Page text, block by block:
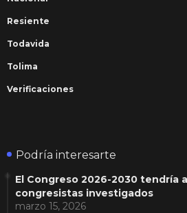
Resiente
Todavida
Tolima
Verificaciones
Podría interesarte
El Congreso 2026-2030 tendría
congresistas investigados
marzo 15, 2026